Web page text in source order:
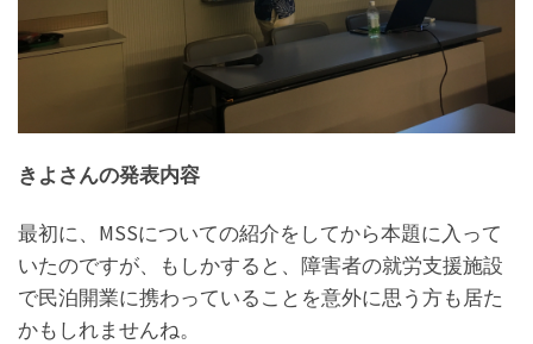
きよさんの発表内容
最初に、MSSについての紹介をしてから本題に入って
いたのですが、もしかすると、障害者の就労支援施設
で民泊開業に携わっていることを意外に思う方も居た
かもしれませんね。